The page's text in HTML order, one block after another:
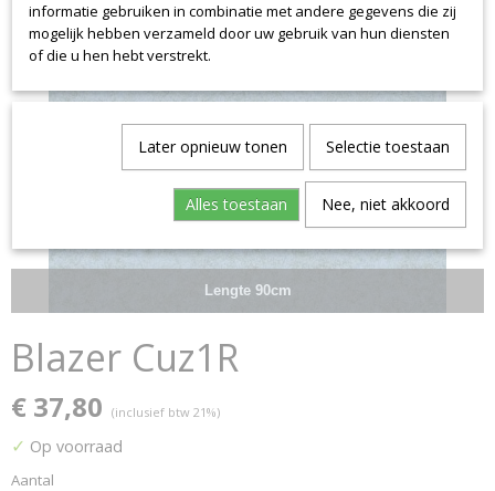
Lengte 90cm
Blazer Cuz1R
€ 37,80 (inclusief btw 21%)
✓ Op voorraad
Aantal
informatie gebruiken in combinatie met andere gegevens die zij
mogelijk hebben verzameld door uw gebruik van hun diensten
of die u hen hebt verstrekt.
Later opnieuw tonen Selectie toestaan
Alles toestaan Nee, niet akkoord